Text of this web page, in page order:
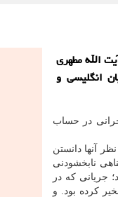
الله مطهری
انگلیسی و
در حساب
آنها دانستن
نابخشودنی
جریانی که در
کرده بود. و